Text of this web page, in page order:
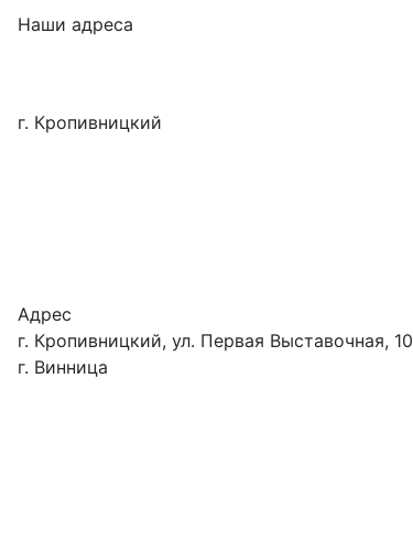
Наши адреса
г. Кропивницкий
Адрес
г. Кропивницкий, ул. Первая Выставочная, 10
г. Винница